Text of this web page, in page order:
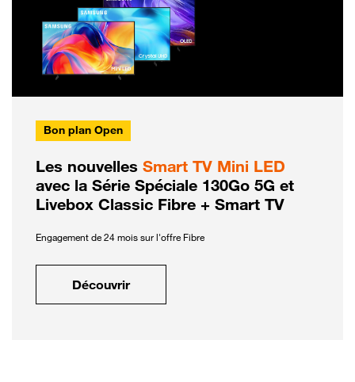
Bon plan Open
Les nouvelles Smart TV Mini LED
avec la Série Spéciale 130Go 5G et
Livebox Classic Fibre + Smart TV
Engagement de 24 mois sur l'offre Fibre
Découvrir